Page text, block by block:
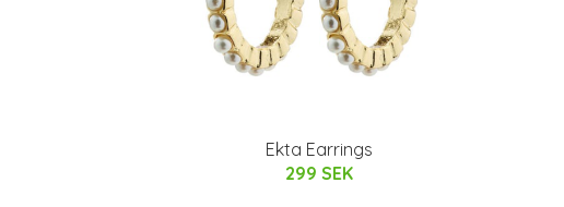
Ekta Earrings
299 SEK